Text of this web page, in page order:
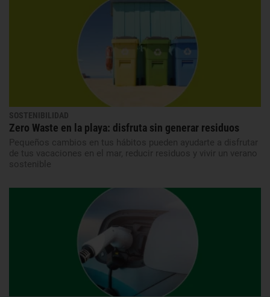
SOSTENIBILIDAD
Zero Waste en la playa: disfruta sin generar residuos
Pequeños cambios en tus hábitos pueden ayudarte a disfrutar
de tus vacaciones en el mar, reducir residuos y vivir un verano
sostenible